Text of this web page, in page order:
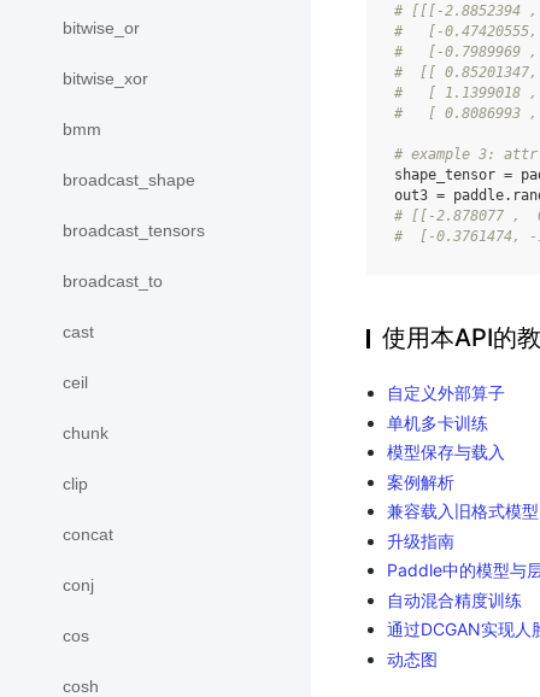
bitwise_or
bitwise_xor
bmm
broadcast_shape
broadcast_tensors
broadcast_to
cast
ceil
chunk
clip
concat
conj
cos
cosh
# [[[-2.8852394 ,
#   [-0.47420555,
#   [-0.7989969 ,
#  [[ 0.85201347,
#   [ 1.1399018 ,
#   [ 0.8086993 ,
# example 3:
shape_tensor =
out3 = paddle.
# [[-2.878077 ,
#  [-0.3761474, -
使用本API的
自定义外部算子
单机多卡训练
模型保存与载入
案例解析
兼容载入旧格式模型
升级指南
Paddle中的模型与
自动混合精度训练
通过DCGAN实现人
动态图